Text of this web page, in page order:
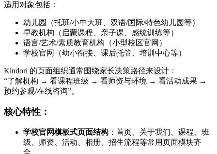
适用对象包括：
幼儿园（托班/小中大班、双语/国际/特色幼儿园等）
早教机构（启蒙课程、亲子课、感统训练等）
语言/艺术/素质教育机构（小型校区官网）
学校官网（幼小衔接、课后托管、培训中心等）
Kindori 的页面组织通常围绕家长决策路径来设计：
“了解机构 → 看课程班级 → 看师资与环境 → 看活动成果 →
预约参观/在线咨询”。
核心特性：
学校官网模板式页面结构 ：首页、关于我们、课程、班
级、师资、活动、相册、招生流程等常用页面模块齐
全。